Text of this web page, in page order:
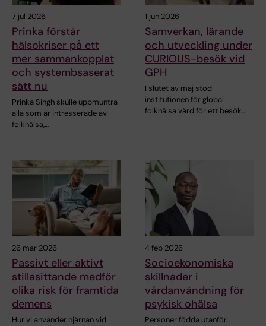
7 jul 2026
Prinka förstår
hälsokriser på ett
mer sammankopplat
och systembsaserat
sätt nu
Prinka Singh skulle uppmuntra
alla som är intresserade av
folkhälsa,…
1 jun 2026
Samverkan, lärande
och utveckling under
CURIOUS-besök vid
GPH
I slutet av maj stod
institutionen för global
folkhälsa värd för ett besök…
26 mar 2026
Passivt eller aktivt
stillasittande medför
olika risk för framtida
demens
Hur vi använder hjärnan vid
4 feb 2026
Socioekonomiska
skillnader i
vårdanvändning för
psykisk ohälsa
Personer födda utanför